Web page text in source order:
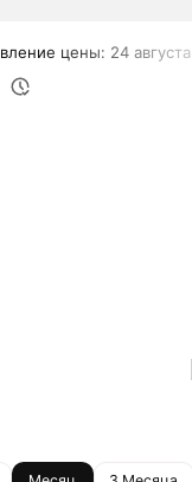
цены: 24 августа